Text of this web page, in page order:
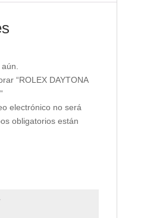
“ROLEX DAYTONA
electrónico no será
obligatorios están